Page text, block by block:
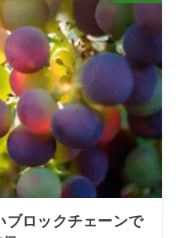
ブロックチェーンで